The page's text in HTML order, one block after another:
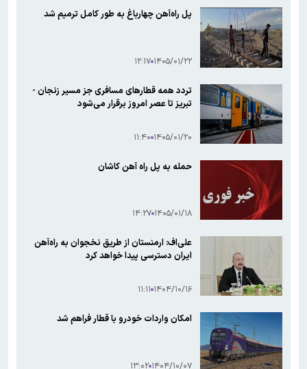
پل راه‌آهن چهارباغ به طور کامل ترمیم شد
۱۴۰۵/۰۱/۲۲ ۱۲:۱۷
تردد همه قطارهای مسافری جز مسیر زنجان -
تبریز تا عصر امروز برقرار می‌شود
۱۴۰۵/۰۱/۲۰ ۱۱:۴۰
حمله به پل راه آهن کاشان
۱۴۰۵/۰۱/۱۸ ۱۴:۲۷
علی‌اف: ارمنستان از طریق نخجوان به راه‌آهن
ایران دسترسی پیدا خواهد کرد
۱۴۰۴/۱۰/۱۶ ۱۱:۱۱
امکان واردات خودرو با قطار فراهم شد
۱۴۰۴/۱۰/۰۷ ۱۳:۰۲